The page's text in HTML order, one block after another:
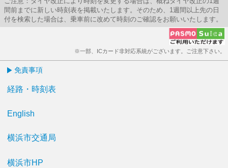
間前までに新しい時刻表を掲載いたします。そのため、1週間以上先の日
付を検索した場合は、乗車前に改めて時刻のご確認をお願いいたします。
※一部、ICカード非対応系統がございます。ご注意下さい。
免責事項
経路・時刻表
English
横浜市交通局
横浜市HP